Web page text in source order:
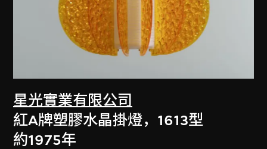
星光實業有限公司
紅A牌塑膠水晶掛燈，1613型
約1975年